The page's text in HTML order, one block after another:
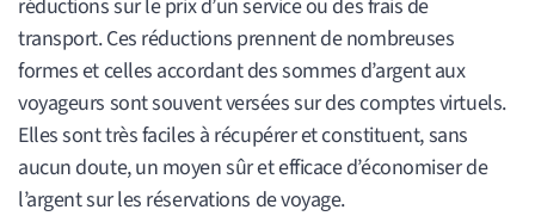
réductions sur le prix d’un service ou des frais de
transport. Ces réductions prennent de nombreuses
formes et celles accordant des sommes d’argent aux
voyageurs sont souvent versées sur des comptes virtuels.
Elles sont très faciles à récupérer et constituent, sans
aucun doute, un moyen sûr et efficace d’économiser de
l’argent sur les réservations de voyage.